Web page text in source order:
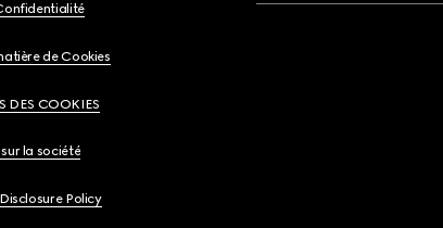
de Cookies
DES COOKIES
la société
Policy